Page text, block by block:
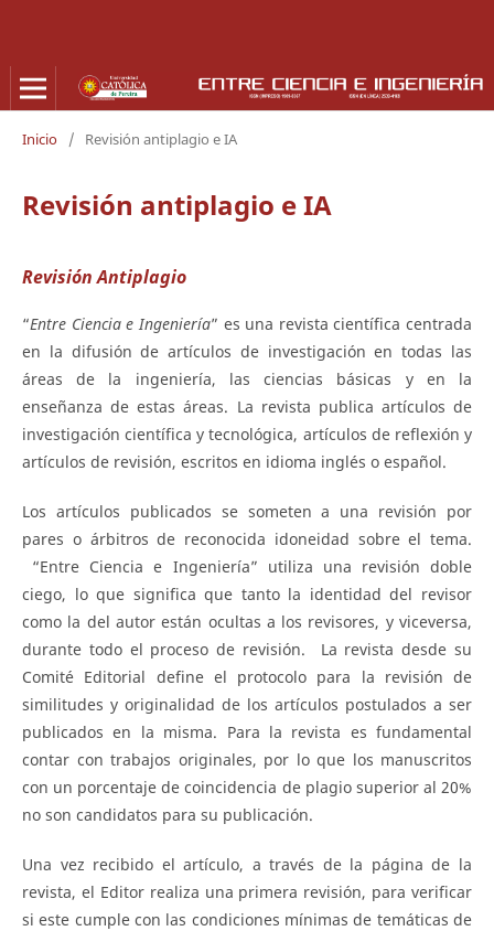
Inicio / Revisión antiplagio e IA
Revisión antiplagio e IA
Revisión Antiplagio
“Entre Ciencia e Ingeniería” es una revista científica centrada
en la difusión de artículos de investigación en todas las
áreas de la ingeniería, las ciencias básicas y en la
enseñanza de estas áreas. La revista publica artículos de
investigación científica y tecnológica, artículos de reflexión y
artículos de revisión, escritos en idioma inglés o español.
Los artículos publicados se someten a una revisión por
pares o árbitros de reconocida idoneidad sobre el tema.
“Entre Ciencia e Ingeniería” utiliza una revisión doble
ciego, lo que significa que tanto la identidad del revisor
como la del autor están ocultas a los revisores, y viceversa,
durante todo el proceso de revisión. La revista desde su
Comité Editorial define el protocolo para la revisión de
similitudes y originalidad de los artículos postulados a ser
publicados en la misma. Para la revista es fundamental
contar con trabajos originales, por lo que los manuscritos
con un porcentaje de coincidencia de plagio superior al 20%
no son candidatos para su publicación.
Una vez recibido el artículo, a través de la página de la
revista, el Editor realiza una primera revisión, para verificar
si este cumple con las condiciones mínimas de temáticas de